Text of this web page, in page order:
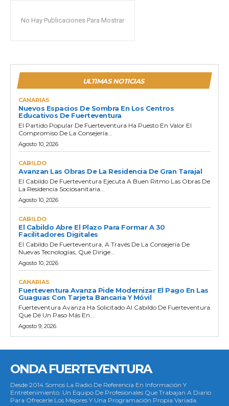
No Hay Publicaciones Para Mostrar
ULTIMAS NOTICIAS
CANARIAS
Nuevos Espacios De Sombra En Los Centros
Educativos De Fuerteventura
El Partido Popular De Fuerteventura Ha Puesto En Valor El
Compromiso De La Consejería...
Agosto 10, 2026
CABILDO
Avanzan Las Obras De La Residencia De Gran Tarajal
El Cabildo De Fuerteventura Ejecuta A Buen Ritmo Las Obras De
La Residencia Sociosanitaria...
Agosto 10, 2026
CABILDO
El Cabildo Abre El Plazo Para Formar A 30
Facilitadores Digitales
El Cabildo De Fuerteventura, A Través De La Consejería De
Nuevas Tecnologías, Que Dirige...
Agosto 10, 2026
CANARIAS
Fuerteventura Avanza Pide Modernizar El Pago En Las
Guaguas Con Tarjeta Bancaria Y Móvil
Fuerteventura Avanza Ha Solicitado Al Cabildo De Fuerteventura
Que Dé Un Paso Más En...
Agosto 9, 2026
ONDA FUERTEVENTURA
Desde 2014 Somos La Radio De Referencia En Información Y
Entretenimiento. Un Equipo De Profesionales Que Trabajan A Diario
Para Ofrecerle Los Mejores Y Una Programación Propia Variada.